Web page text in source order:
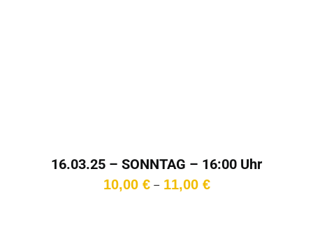
16.03.25 – SONNTAG – 16:00 Uhr
10,00 € – 11,00 €Preisspanne: